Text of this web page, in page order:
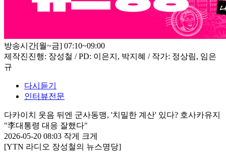
방송시간[월~금] 07:10~09:00
제작진진행: 장성철 / PD: 이은지, 박지혜 / 작가: 정상림, 임은
규
다시듣기
인터뷰전문
다카이치 웃음 뒤엔 군사동맹, '치밀한 계산' 있다? 호사카유지
"李대통령 대응 잘했다"
2026-05-20 08:03 작게
크게
[YTN 라디오 장성철의 뉴스명당]